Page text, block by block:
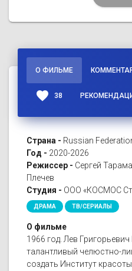
О ФИЛЬМЕ
favorite 38
Страна - Russian
Год - 2020-2026
Режиссер - Сергей
Плечев
Студия - ООО «КОСМОС
ДРАМА ТВ/СЕРИАЛЫ
О фильме
1966 год. Лев
талантливый челюстно-
создать Институт